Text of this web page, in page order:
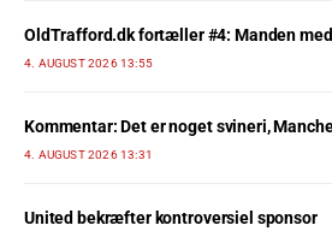
OldTrafford.dk fortæller #4: Manden
4. AUGUST 2026 13:55
Kommentar: Det er noget svineri,
4. AUGUST 2026 13:31
United bekræfter kontroversiel sponsor